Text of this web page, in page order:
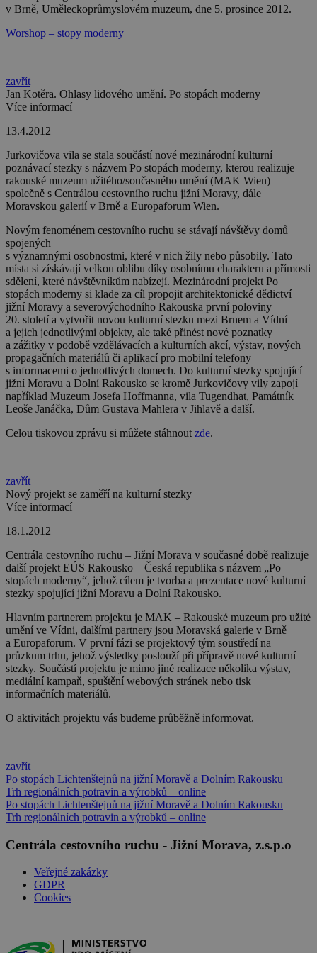
v Brně, Uměleckoprůmyslovém muzeum, dne 5. prosince 2012.
Worshop – stopy moderny
zavřít
Jan Kotěra. Ohlasy lidového umění. Po stopách moderny
Více informací
13.4.2012
Jurkovičova vila se stala součástí nové mezinárodní kulturní
poznávací stezky s názvem Po stopách moderny, kterou realizuje
rakouské muzeum užitého/současného umění (MAK Wien)
společně s Centrálou cestovního ruchu jižní Moravy, dále
Moravskou galerií v Brně a Europaforum Wien.
Novým fenoménem cestovního ruchu se stávají návštěvy domů
spojených
s významnými osobnostmi, které v nich žily nebo působily. Tato
místa si získávají velkou oblibu díky osobnímu charakteru a přímosti
sdělení, které návštěvníkům nabízejí. Mezinárodní projekt Po
stopách moderny si klade za cíl propojit architektonické dědictví
jižní Moravy a severovýchodního Rakouska první poloviny
20. století a vytvořit novou kulturní stezku mezi Brnem a Vídní
a jejich jednotlivými objekty, ale také přinést nové poznatky
a zážitky v podobě vzdělávacích a kulturních akcí, výstav, nových
propagačních materiálů či aplikací pro mobilní telefony
s informacemi o jednotlivých domech. Do kulturní stezky spojující
jižní Moravu a Dolní Rakousko se kromě Jurkovičovy vily zapojí
například Muzeum Josefa Hoffmanna, vila Tugendhat, Památník
Leoše Janáčka, Dům Gustava Mahlera v Jihlavě a další.
Celou tiskovou zprávu si můžete stáhnout zde.
zavřít
Nový projekt se zaměří na kulturní stezky
Více informací
18.1.2012
Centrála cestovního ruchu – Jižní Morava v současné době realizuje
další projekt EÚS Rakousko – Česká republika s názvem „Po
stopách moderny“, jehož cílem je tvorba a prezentace nové kulturní
stezky spojující jižní Moravu a Dolní Rakousko.
Hlavním partnerem projektu je MAK – Rakouské muzeum pro užité
umění ve Vídni, dalšími partnery jsou Moravská galerie v Brně
a Europaforum. V první fázi se projektový tým soustředí na
průzkum trhu, jehož výsledky poslouží při přípravě nové kulturní
stezky. Součástí projektu je mimo jiné realizace několika výstav,
mediální kampaň, spuštění webových stránek nebo tisk
informačních materiálů.
O aktivitách projektu vás budeme průběžně informovat.
zavřít
Po stopách Lichtenštejnů na jižní Moravě a Dolním Rakousku
Trh regionálních potravin a výrobků – online
Po stopách Lichtenštejnů na jižní Moravě a Dolním Rakousku
Trh regionálních potravin a výrobků – online
Centrála cestovního ruchu - Jižní Morava, z.s.p.o
Veřejné zakázky
GDPR
Cookies